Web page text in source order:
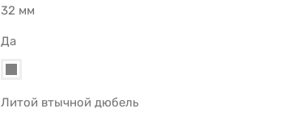
32 мм
Да
Литой втычной дюбель